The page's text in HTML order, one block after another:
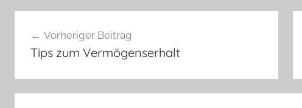
Vorheriger Beitrag
Tips zum Vermögenserhalt